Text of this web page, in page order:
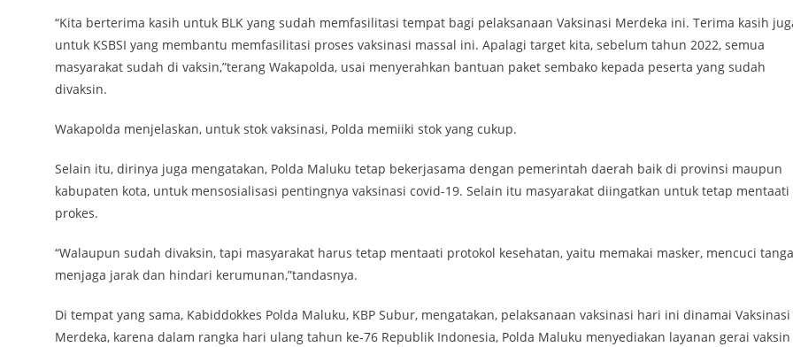
“Kita berterima kasih untuk BLK yang sudah memfasilitasi tempat bagi pelaksanaan Vaksinasi Merdeka ini. Terima kasih
untuk KSBSI yang membantu memfasilitasi proses vaksinasi massal ini. Apalagi target kita, sebelum tahun 2022, semua
masyarakat sudah di vaksin,”terang Wakapolda, usai menyerahkan bantuan paket sembako kepada peserta yang sudah
divaksin.
Wakapolda menjelaskan, untuk stok vaksinasi, Polda memiiki stok yang cukup.
Selain itu, dirinya juga mengatakan, Polda Maluku tetap bekerjasama dengan pemerintah daerah baik di provinsi maupun
kabupaten kota, untuk mensosialisasi pentingnya vaksinasi covid-19. Selain itu masyarakat diingatkan untuk tetap mentaati
prokes.
“Walaupun sudah divaksin, tapi masyarakat harus tetap mentaati protokol kesehatan, yaitu memakai masker, mencuci
menjaga jarak dan hindari kerumunan,”tandasnya.
Di tempat yang sama, Kabiddokkes Polda Maluku, KBP Subur, mengatakan, pelaksanaan vaksinasi hari ini dinamai Vaksinasi
Merdeka, karena dalam rangka hari ulang tahun ke-76 Republik Indonesia, Polda Maluku menyediakan layanan gerai